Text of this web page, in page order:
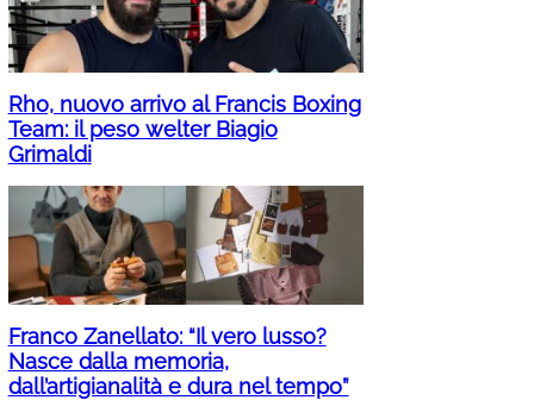
Rho, nuovo arrivo al Francis Boxing
Team: il peso welter Biagio
Grimaldi
Franco Zanellato: “Il vero lusso?
Nasce dalla memoria,
dall’artigianalità e dura nel tempo”